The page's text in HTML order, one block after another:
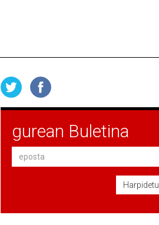
gurean Buletina
Harpidetu